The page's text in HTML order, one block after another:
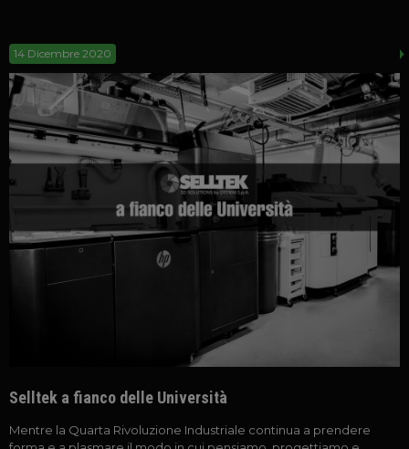
14 Dicembre 2020
Selltek a fianco delle Università
Mentre la Quarta Rivoluzione Industriale continua a prendere